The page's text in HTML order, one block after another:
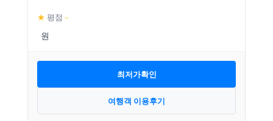
★ 평점 –
최저가확인
여행객 이용후기